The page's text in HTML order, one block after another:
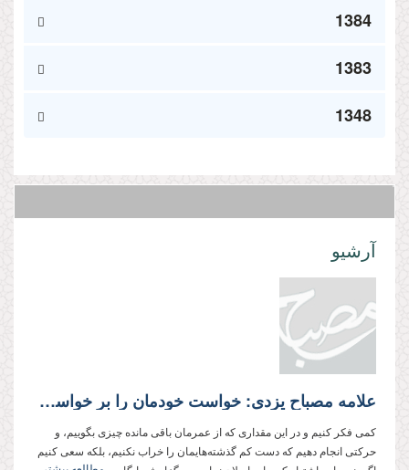
1384
1383
1348
آرشیو
علامه مصباح یزدی: خواست خودمان را بر خواست مقام معظم رهبری تحمیل نکنیم.
کمی فکر کنیم و در این مقداری که از عمرمان باقی مانده چیزی بگوییم، و
حرکتی انجام دهیم که دست کم گذشته‌هایمان را خراب نکنیم، بلکه سعی کنیم